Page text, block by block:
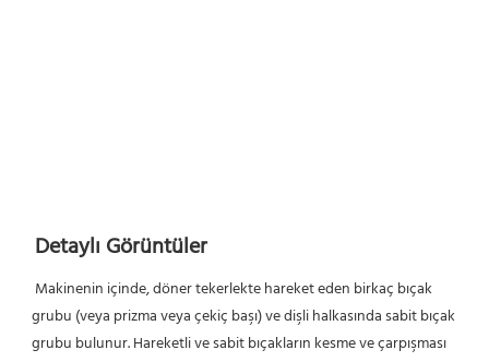
Detaylı Görüntüler
Makinenin içinde, döner tekerlekte hareket eden birkaç bıçak
grubu (veya prizma veya çekiç başı) ve dişli halkasında sabit bıçak
grubu bulunur. Hareketli ve sabit bıçakların kesme ve çarpışması